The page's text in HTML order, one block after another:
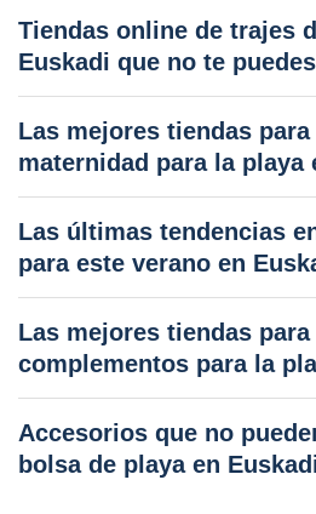
Tiendas online de trajes
Euskadi que no te
Las mejores tiendas
maternidad para la playa
Las últimas tendencias
para este verano en
Las mejores tiendas
complementos para la
Accesorios que no
bolsa de playa en